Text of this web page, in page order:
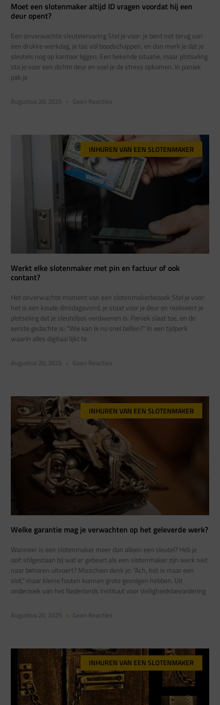
Moet een slotenmaker altijd ID vragen voordat hij een
deur opent?
Een onverwachte sleutelervaring Stel je voor: je bent net terug van
een drukke werkdag, je tas vol boodschappen, en dan merk je dat je
sleutels nog op kantoor liggen. Een bekende situatie, maar plotseling
sta je voor een dichte deur en voel je de stress opkomen. In paniek
pak je
Augustus 20, 2025 Geen Reacties
INHUREN VAN EEN SLOTENMAKER
Werkt elke slotenmaker met pin en factuur of ook
contant?
Het onverwachte moment van een slotenmakerbezoek Stel je voor:
het is een koude dinsdagavond, je staat voor je deur en realiseert je
plotseling dat je sleutelbos verdwenen is. Paniek slaat toe, en de
eerste gedachte is: “Wie kan ik nu snel bellen?” In een tijdperk
waarin alles digitaal lijkt te
Augustus 20, 2025 Geen Reacties
INHUREN VAN EEN SLOTENMAKER
Welke garantie mag je verwachten op het geleverde werk?
Wanneer is een slotenmaker meer dan alleen een sleutel? Heb je
ooit stilgestaan bij wat er gebeurt als een slotenmaker zijn werk niet
naar behoren uitvoert? Misschien denk je: “Ach, het is maar een
slot,” maar kleine fouten kunnen grote gevolgen hebben. Uit
onderzoek van het Nederlands Instituut voor Veiligheidsbevordering
Augustus 20, 2025 Geen Reacties
INHUREN VAN EEN SLOTENMAKER